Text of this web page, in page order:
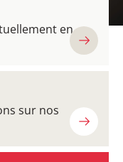
en
sur nos